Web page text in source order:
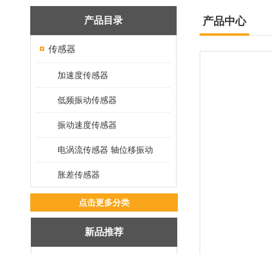
产品目录
传感器
加速度传感器
低频振动传感器
振动速度传感器
电涡流传感器 轴位移振动
胀差传感器
点击更多分类
新品推荐
产品中心